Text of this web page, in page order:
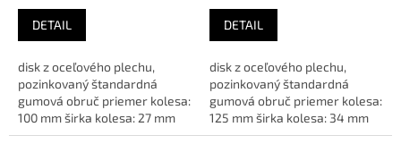
DETAIL
disk z oceľového plechu,
pozinkovaný štandardná
gumová obruč priemer kolesa:
100 mm širka kolesa: 27 mm
ložisko: ihlové rozteč...
DETAIL
disk z oceľového plechu,
pozinkovaný štandardná
gumová obruč priemer kolesa:
125 mm širka kolesa: 34 mm
ložisko: ihlové vyloženie:...